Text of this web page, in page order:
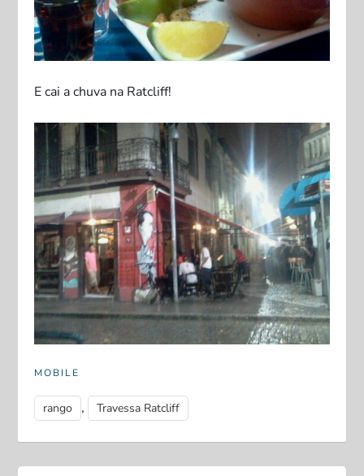
E cai a chuva na Ratcliff!
MOBILE
rango , Travessa Ratcliff